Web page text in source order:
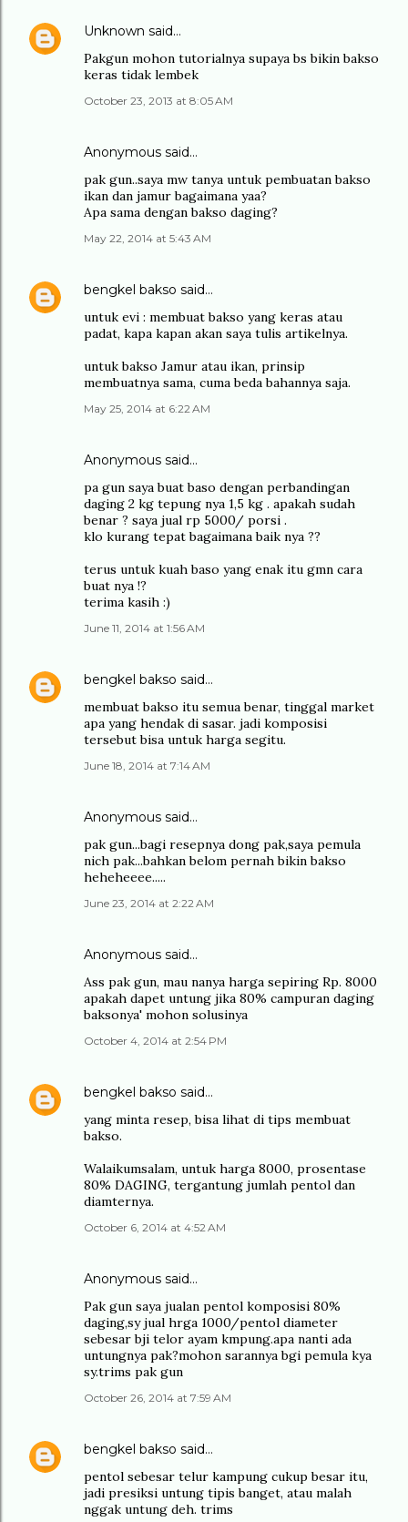
Unknown said…
Pakgun mohon tutorialnya supaya bs bikin bakso
keras tidak lembek
October 23, 2013 at 8:05 AM
Anonymous said…
pak gun..saya mw tanya untuk pembuatan bakso
ikan dan jamur bagaimana yaa?
Apa sama dengan bakso daging?
May 22, 2014 at 5:43 AM
bengkel bakso said…
untuk evi : membuat bakso yang keras atau
padat, kapa kapan akan saya tulis artikelnya.
untuk bakso Jamur atau ikan, prinsip
membuatnya sama, cuma beda bahannya saja.
May 25, 2014 at 6:22 AM
Anonymous said…
pa gun saya buat baso dengan perbandingan
daging 2 kg tepung nya 1,5 kg . apakah sudah
benar ? saya jual rp 5000/ porsi .
klo kurang tepat bagaimana baik nya ??
terus untuk kuah baso yang enak itu gmn cara
buat nya !?
terima kasih :)
June 11, 2014 at 1:56 AM
bengkel bakso said…
membuat bakso itu semua benar, tinggal market
apa yang hendak di sasar. jadi komposisi
tersebut bisa untuk harga segitu.
June 18, 2014 at 7:14 AM
Anonymous said…
pak gun...bagi resepnya dong pak,saya pemula
nich pak...bahkan belom pernah bikin bakso
heheheeee.....
June 23, 2014 at 2:22 AM
Anonymous said…
Ass pak gun, mau nanya harga sepiring Rp. 8000
apakah dapet untung jika 80% campuran daging
baksonya' mohon solusinya
October 4, 2014 at 2:54 PM
bengkel bakso said…
yang minta resep, bisa lihat di tips membuat
bakso.
Walaikumsalam, untuk harga 8000, prosentase
80% DAGING, tergantung jumlah pentol dan
diamternya.
October 6, 2014 at 4:52 AM
Anonymous said…
Pak gun saya jualan pentol komposisi 80%
daging,sy jual hrga 1000/pentol diameter
sebesar bji telor ayam kmpung.apa nanti ada
untungnya pak?mohon sarannya bgi pemula kya
sy.trims pak gun
October 26, 2014 at 7:59 AM
bengkel bakso said…
pentol sebesar telur kampung cukup besar itu,
jadi presiksi untung tipis banget, atau malah
nggak untung deh. trims